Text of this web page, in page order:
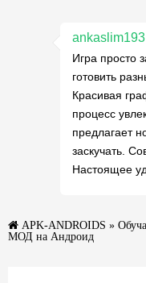
ankaslim193
Игра просто
готовить
Красивая
процесс
предлагает
заскучать.
Настоящее
APK-ANDROIDS »
МОД на Андроид